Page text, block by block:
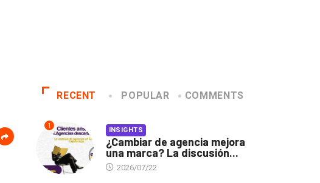
RECENT POPULAR COMMENTS
1 INSIGHTS
¿Cambiar de agencia mejora
una marca? La discusión...
2026/07/22